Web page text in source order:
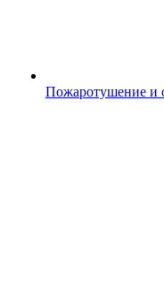
Пожаротушение и